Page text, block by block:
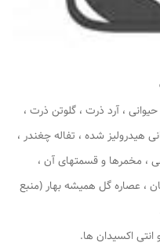
، آرد ذرت ، گلوتن ذرت ،
هیدرولیز شده ، تفاله چغندر ،
، مخمرها و قسمتهای آن ،
، عصاره گل همیشه بهار (منبع
انتی اکسیدان ها.